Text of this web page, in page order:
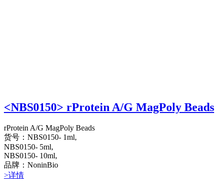
<NBS0150> rProtein A/G MagPoly Beads
rProtein A/G MagPoly Beads
货号：NBS0150- 1ml,
NBS0150- 5ml,
NBS0150- 10ml,
品牌：NoninBio
>详情